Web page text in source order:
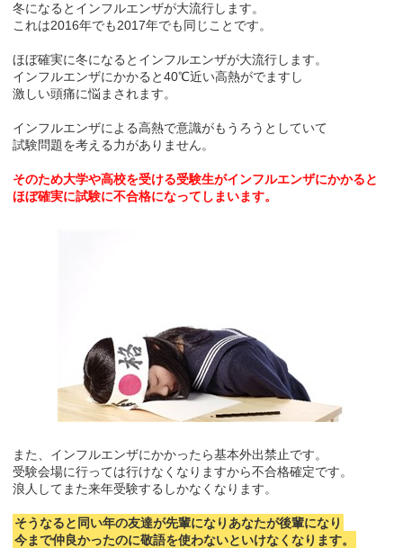
冬になるとインフルエンザが大流行します。
これは2016年でも2017年でも同じことです。
ほぼ確実に冬になるとインフルエンザが大流行します。
インフルエンザにかかると40℃近い高熱がでますし
激しい頭痛に悩まされます。
インフルエンザによる高熱で意識がもうろうとしていて
試験問題を考える力がありません。
そのため大学や高校を受ける受験生がインフルエンザにかかると
ほぼ確実に試験に不合格になってしまいます。
また、インフルエンザにかかったら基本外出禁止です。
受験会場に行っては行けなくなりますから不合格確定です。
浪人してまた来年受験するしかなくなります。
そうなると同い年の友達が先輩になりあなたが後輩になり
今まで仲良かったのに敬語を使わないといけなくなります。